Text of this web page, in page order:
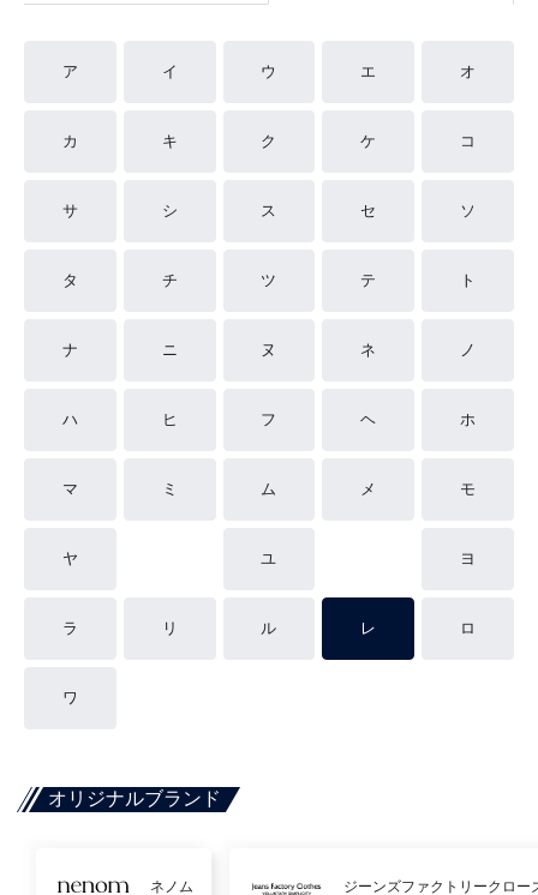
ア イ ウ エ オ
カ キ ク ケ コ
サ シ ス セ ソ
タ チ ツ テ ト
ナ ニ ヌ ネ ノ
ハ ヒ フ ヘ ホ
マ ミ ム メ モ
ヤ ユ ヨ
ラ リ ル レ ロ
ワ
オリジナルブランド
ネノム ジーンズファクトリークロー